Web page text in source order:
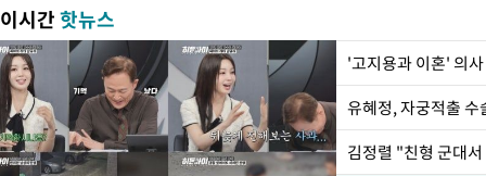
이시간핫뉴스
'고지용과 이혼' 의
유혜정, 자궁적출
김정렬 "친형 군대